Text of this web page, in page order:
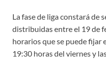
La fase de liga constará de
distribuidas entre el 19 de
horarios que se puede fijar
19:30 horas del viernes y